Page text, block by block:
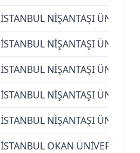
İSTANBUL NİŞANTAŞI
İSTANBUL NİŞANTAŞI
İSTANBUL NİŞANTAŞI
İSTANBUL NİŞANTAŞI
İSTANBUL NİŞANTAŞI
İSTANBUL OKAN ÜNİVERSİTESİ